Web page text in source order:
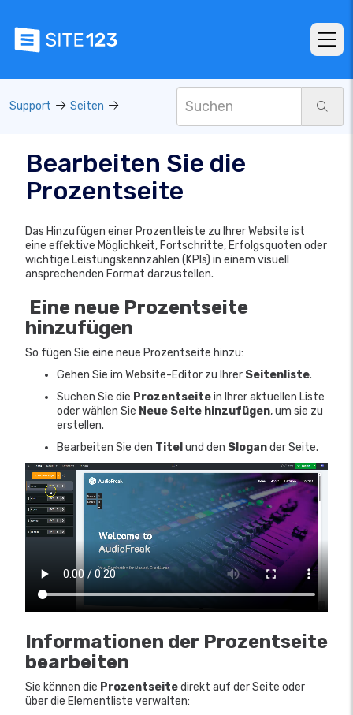
Support Seiten
Bearbeiten Sie die
Prozentseite
Das Hinzufügen einer Prozentleiste zu Ihrer Website ist
eine effektive Möglichkeit, Fortschritte, Erfolgsquoten oder
wichtige Leistungskennzahlen (KPIs) in einem visuell
ansprechenden Format darzustellen.
Eine neue Prozentseite
hinzufügen
So fügen Sie eine neue Prozentseite hinzu:
Gehen Sie im Website-Editor zu Ihrer Seitenliste.
Suchen Sie die Prozentseitein Ihrer aktuellen Liste
oder wählen Sie Neue Seite hinzufügen, um sie zu
erstellen.
Bearbeiten Sie den Titel und den Slogander Seite.
Informationen der Prozentseite
bearbeiten
Sie können die Prozentseitedirekt auf der Seite oder
über die Elementliste verwalten: